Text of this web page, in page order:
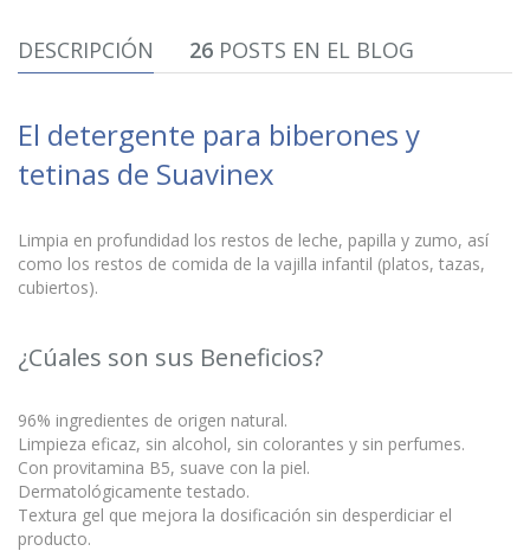
DESCRIPCIÓN 26 POSTS EN EL BLOG
El detergente para biberones y
tetinas de Suavinex
Limpia en profundidad los restos de leche, papilla y zumo, así
como los restos de comida de la vajilla infantil (platos, tazas,
cubiertos).
¿Cúales son sus Beneficios?
96% ingredientes de origen natural.
Limpieza eficaz, sin alcohol, sin colorantes y sin perfumes.
Con provitamina B5, suave con la piel.
Dermatológicamente testado.
Textura gel que mejora la dosificación sin desperdiciar el
producto.